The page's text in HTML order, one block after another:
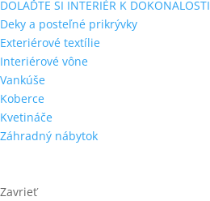
DOLAĎTE SI INTERIÉR K DOKONALOSTI
Deky a posteľné prikrývky
Exteriérové textílie
Interiérové vône
Vankúše
Koberce
Kvetináče
Záhradný nábytok
Zavrieť